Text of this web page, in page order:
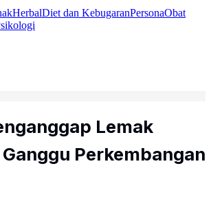
HerbalDiet dan KebugaranPersonaObat
Lemak
Perkembangan